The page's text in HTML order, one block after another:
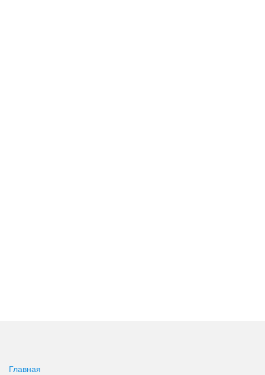
Главная